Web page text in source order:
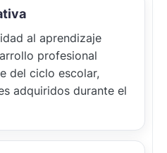
al aprendizaje
profesional
del ciclo escolar,
adquiridos durante el